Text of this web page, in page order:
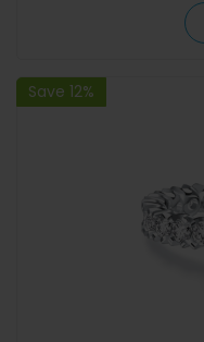
Save 12%